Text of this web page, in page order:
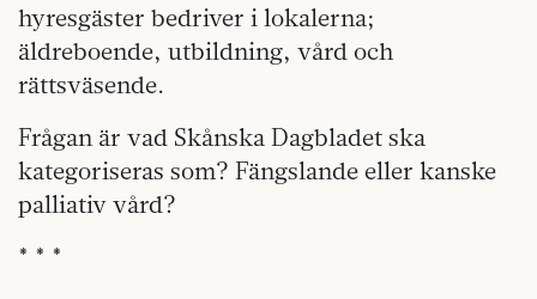
hyresgäster bedriver i lokalerna;
äldreboende, utbildning, vård och
rättsväsende.
Frågan är vad Skånska Dagbladet ska
kategoriseras som? Fängslande eller kanske
palliativ vård?
* * *